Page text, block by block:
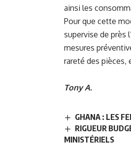
ainsi les
Pour que cette
supervise de près
mesures
rareté des pièces,
Tony A.
GHANA : LES
RIGUEUR
MINISTÉRIELS